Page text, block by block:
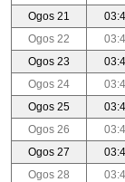
Ogos 21
Ogos 22
Ogos 23
Ogos 24
Ogos 25
Ogos 26
Ogos 27
Ogos 28